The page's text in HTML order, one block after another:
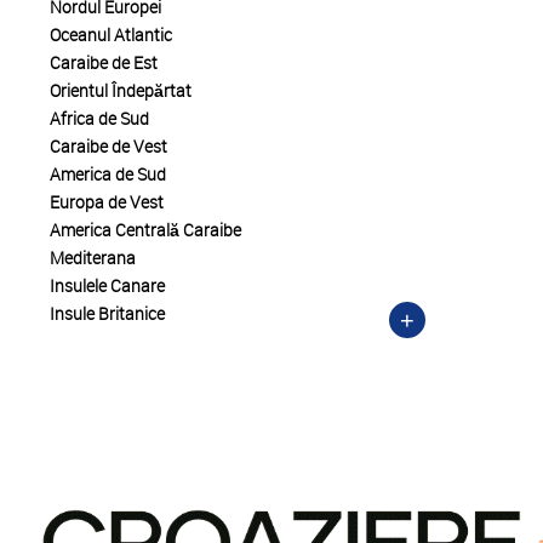
Nordul Europei
Oceanul Atlantic
Caraibe de Est
Orientul Îndepărtat
Africa de Sud
Caraibe de Vest
America de Sud
Europa de Vest
America Centrală Caraibe
Mediterana
Insulele Canare
Insule Britanice
+